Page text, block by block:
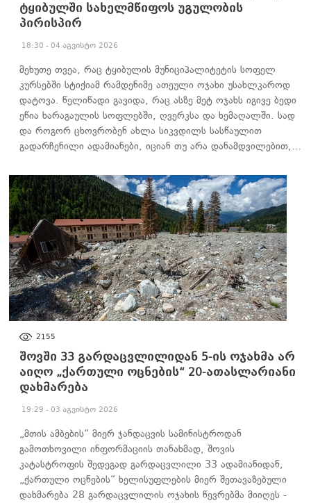
ტყიბულში სახელმწიფოს უგულობის
პირისპირ
18:30 - 04 აგვისტო 2026
მეხუთე თვეა, რაც ტყიბულის მუნიციპალიტეტის სოფელ
კურსებში სტიქიამ რამდენიმე ათეული ოჯახი უსახლკაროდ
დატოვა. წელიწადი გავიდა, რაც ასზე მეტ ოჯახს იგივე ბედი
ეწია ხარაგაულის სოფლებში, ღვერკსა და ხემაღალში. სად
და როგორ ცხოვრობენ ახლა სიკვდილს სასწაულით
გადარჩენილი ადამიანები, იციან თუ არა დანამდვილებით,…
2155
შოვში 33 გარდაცვლილიდან 5-ის ოჯახმა არ
აიღო „ქართული ოცნების“ 20-ათასლარიანი
დახმარება
19:29 - 03 აგვისტო 2026
„მთის ამბების“ მიერ ჯანდაცვის სამინისტროდან
გამოთხოვილი ინფორმაციის თანახმად, შოვის
კატასტროფის შედეგად გარდაცვლილი 33 ადამიანიდან,
„ქართული ოცნების“ ხელისუფლების მიერ შეთავაზებული
დახმარება 28 გარდაცვლილის ოჯახის წევრებმა მიიღეს -